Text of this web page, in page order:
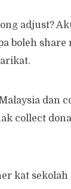
adjust?
boleh
dan
collect
kat sekolah